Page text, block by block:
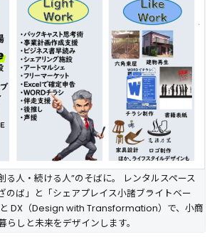
る人・続ける人”のそばに。 レンタルスペース
のば」と「シェアプレイス小諸ブライトベー
DX（Design with Transformation）で、小商
らしと未来をデザインします。